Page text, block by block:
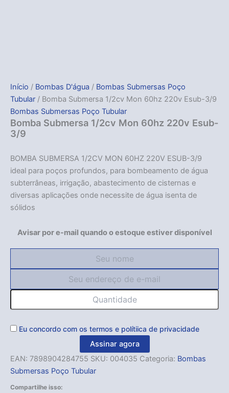
Início / Bombas D'água / Bombas Submersas Poço
Tubular / Bomba Submersa 1/2cv Mon 60hz 220v Esub-3/9
Bombas Submersas Poço Tubular
Bomba Submersa 1/2cv Mon 60hz 220v Esub-
3/9
BOMBA SUBMERSA 1/2CV MON 60HZ 220V ESUB-3/9
ideal para poços profundos, para bombeamento de água
subterrâneas, irrigação, abastecimento de cisternas e
diversas aplicações onde necessite de água isenta de
sólidos
Avisar por e-mail quando o estoque estiver disponível
Eu concordo com os termos e polítiica de privacidade
Assinar agora
EAN: 7898904284755 SKU: 004035 Categoria: Bombas
Submersas Poço Tubular
Compartilhe isso: